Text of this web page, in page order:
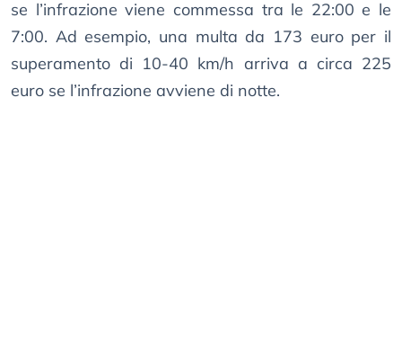
se l’infrazione viene commessa tra le 22:00 e le
7:00. Ad esempio, una multa da 173 euro per il
superamento di 10-40 km/h arriva a circa 225
euro se l’infrazione avviene di notte.